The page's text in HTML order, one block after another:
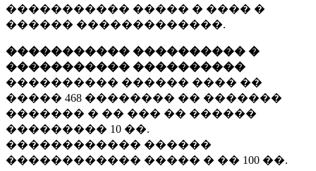
����������� ����� � ���� �
������ �������������.
����������� ���������� �
����������� ����������
���������� ������ ���� ��
����� 468 �������� �� �������
������� � �� ��� �� ������
��������� 10 ��.
������������ ������
������������ ����� � �� 100 ��.